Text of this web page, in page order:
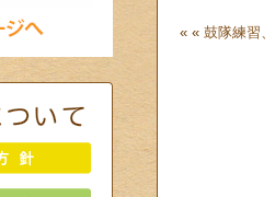
« « 鼓隊練習